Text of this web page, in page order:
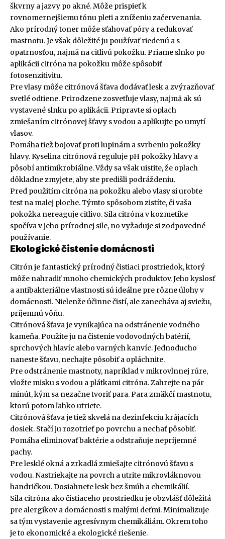
škvrny a jazvy po akné. Môže prispieť k
rovnomernejšiemu tónu pleti a zníženiu začervenania.
Ako prírodný toner môže sťahovať póry a redukovať
mastnotu. Je však dôležité ju používať riedenú a s
opatrnosťou, najmä na citlivú pokožku. Priame slnko po
aplikácii citróna na pokožku môže spôsobiť
fotosenzitivitu.
Pre vlasy môže citrónová šťava dodávať lesk a zvýrazňovať
svetlé odtiene. Prirodzene zosvetľuje vlasy, najmä ak sú
vystavené slnku po aplikácii. Pripravte si oplach
zmiešaním citrónovej šťavy s vodou a aplikujte po umytí
vlasov.
Pomáha tiež bojovať proti lupinám a svrbeniu pokožky
hlavy. Kyselina citrónová reguluje pH pokožky hlavy a
pôsobí antimikrobiálne. Vždy sa však uistite, že oplach
dôkladne zmyjete, aby ste predišli podráždeniu.
Pred použitím citróna na pokožku alebo vlasy si urobte
test na malej ploche. Týmto spôsobom zistíte, či vaša
pokožka nereaguje citlivo. Sila citróna v kozmetike
spočíva v jeho prírodnej sile, no vyžaduje si zodpovedné
používanie.
Ekologické čistenie domácnosti
Citrón je fantastický prírodný čistiaci prostriedok, ktorý
môže nahradiť mnoho chemických produktov. Jeho kyslosť
a antibakteriálne vlastnosti sú ideálne pre rôzne úlohy v
domácnosti. Nielenže účinne čistí, ale zanecháva aj sviežu,
príjemnú vôňu.
Citrónová šťava je vynikajúca na odstránenie vodného
kameňa. Použite ju na čistenie vodovodných batérií,
sprchových hlavíc alebo varných kanvíc. Jednoducho
naneste šťavu, nechajte pôsobiť a opláchnite.
Pre odstránenie mastnoty, napríklad v mikrovlnnej rúre,
vložte misku s vodou a plátkami citróna. Zahrejte na pár
minút, kým sa nezačne tvoriť para. Para zmäkčí mastnotu,
ktorú potom ľahko utriete.
Citrónová šťava je tiež skvelá na dezinfekciu krájacích
dosiek. Stačí ju rozotrieť po povrchu a nechať pôsobiť.
Pomáha eliminovať baktérie a odstraňuje nepríjemné
pachy.
Pre lesklé okná a zrkadlá zmiešajte citrónovú šťavu s
vodou. Nastriekajte na povrch a utrite mikrovláknovou
handričkou. Dosiahnete lesk bez šmúh a chemikálií.
Sila citróna ako čistiaceho prostriedku je obzvlášť dôležitá
pre alergikov a domácnosti s malými deťmi. Minimalizuje
sa tým vystavenie agresívnym chemikáliám. Okrem toho
je to ekonomické a ekologické riešenie.